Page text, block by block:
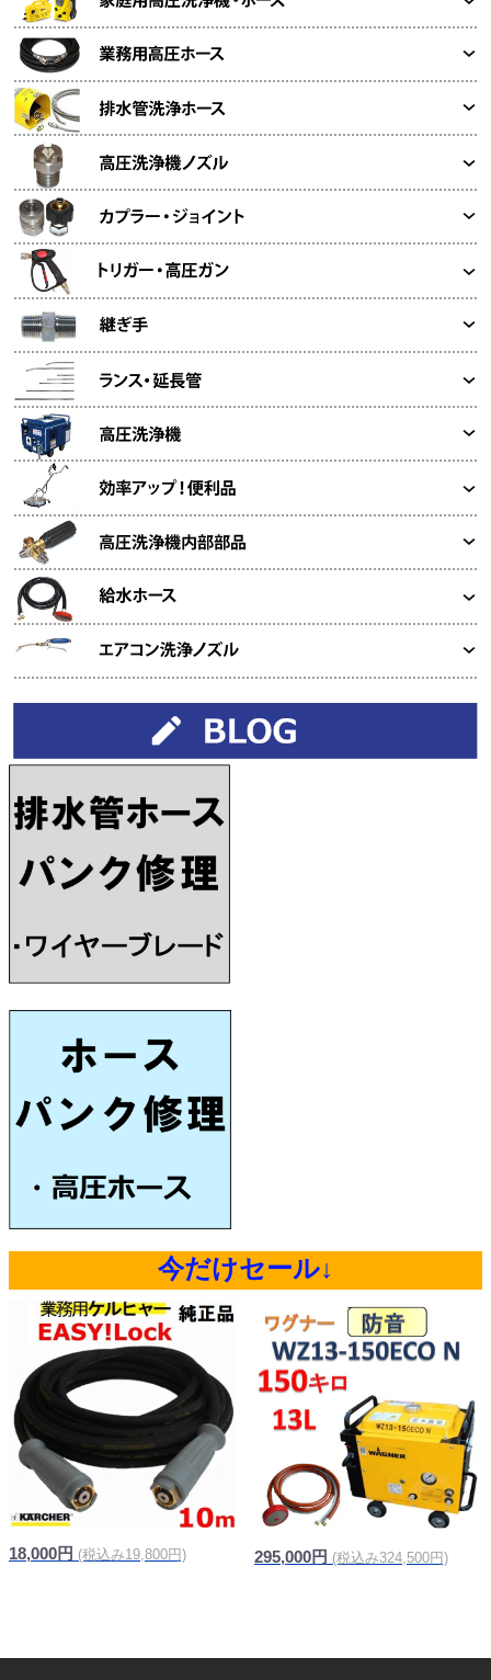
今だけセール↓
18,000円 (税込み19,800円) 295,000円 (税込み324,500円)